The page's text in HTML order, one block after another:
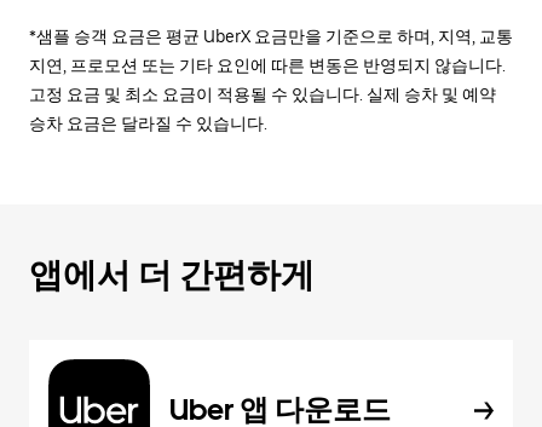
*샘플 승객 요금은 평균 UberX 요금만을 기준으로 하며, 지역, 교통
지연, 프로모션 또는 기타 요인에 따른 변동은 반영되지 않습니다.
고정 요금 및 최소 요금이 적용될 수 있습니다. 실제 승차 및 예약
승차 요금은 달라질 수 있습니다.
앱에서 더 간편하게
Uber 앱 다운로드